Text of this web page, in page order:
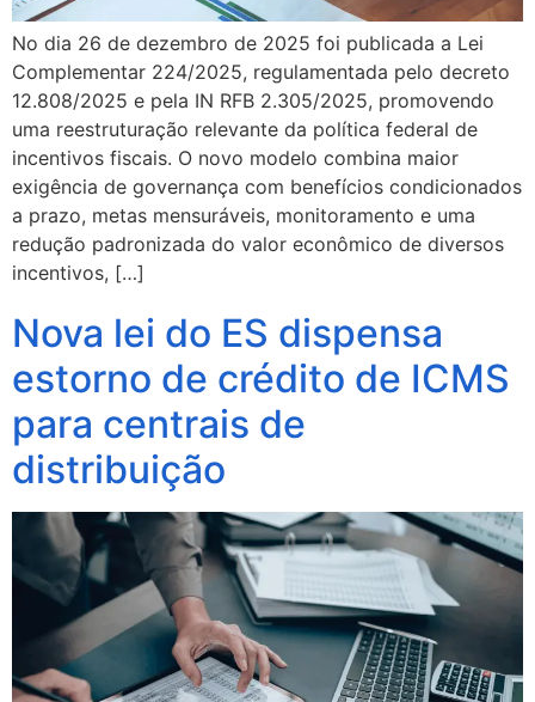
No dia 26 de dezembro de 2025 foi publicada a Lei
Complementar 224/2025, regulamentada pelo decreto
12.808/2025 e pela IN RFB 2.305/2025, promovendo
uma reestruturação relevante da política federal de
incentivos fiscais. O novo modelo combina maior
exigência de governança com benefícios condicionados
a prazo, metas mensuráveis, monitoramento e uma
redução padronizada do valor econômico de diversos
incentivos, […]
Nova lei do ES dispensa
estorno de crédito de ICMS
para centrais de
distribuição